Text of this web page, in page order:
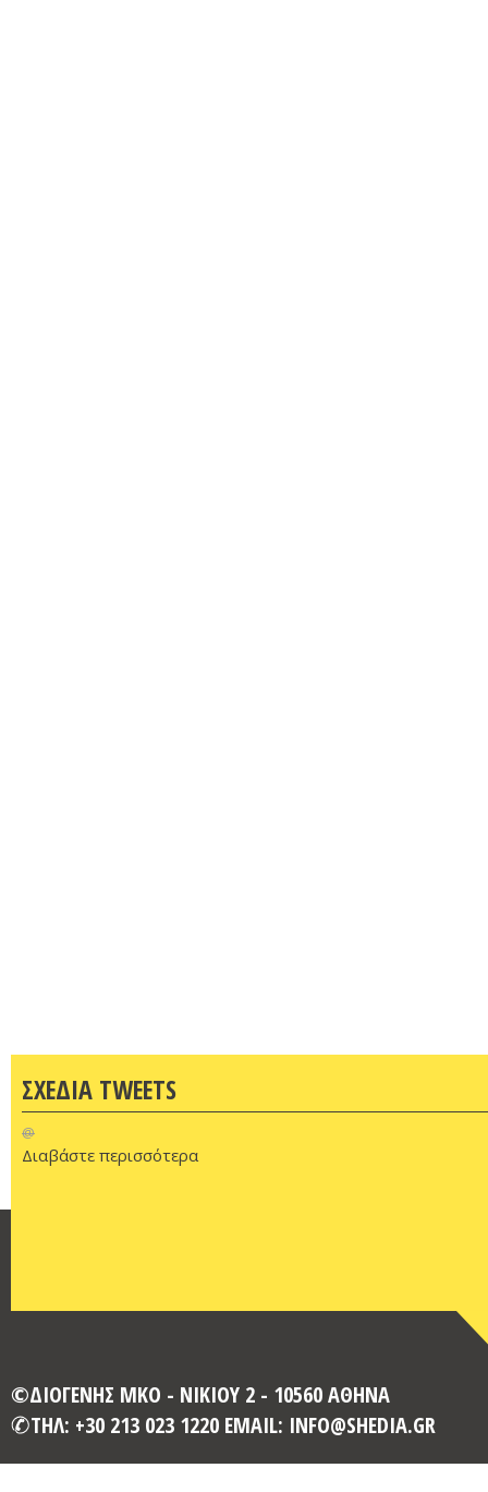
ΣΧΕΔΙΑ TWEETS
@
Διαβάστε περισσότερα
©ΔΙΟΓΕΝΗΣ ΜΚΟ - ΝΙΚΙΟΥ 2 - 10560 ΑΘΗΝΑ
ΤΗΛ: +30 213 023 1220 EMAIL: INFO@SHEDIA.GR